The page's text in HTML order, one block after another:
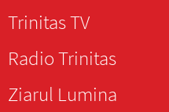
Trinitas TV
Radio Trinitas
Ziarul Lumina